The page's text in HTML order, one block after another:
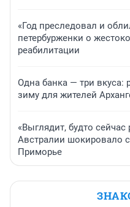
«Год преследовал и
петербурженки о
реабилитации
Одна банка — три вкуса:
зиму для жителей
«Выглядит, будто сейчас
Австралии шокировало
Приморье